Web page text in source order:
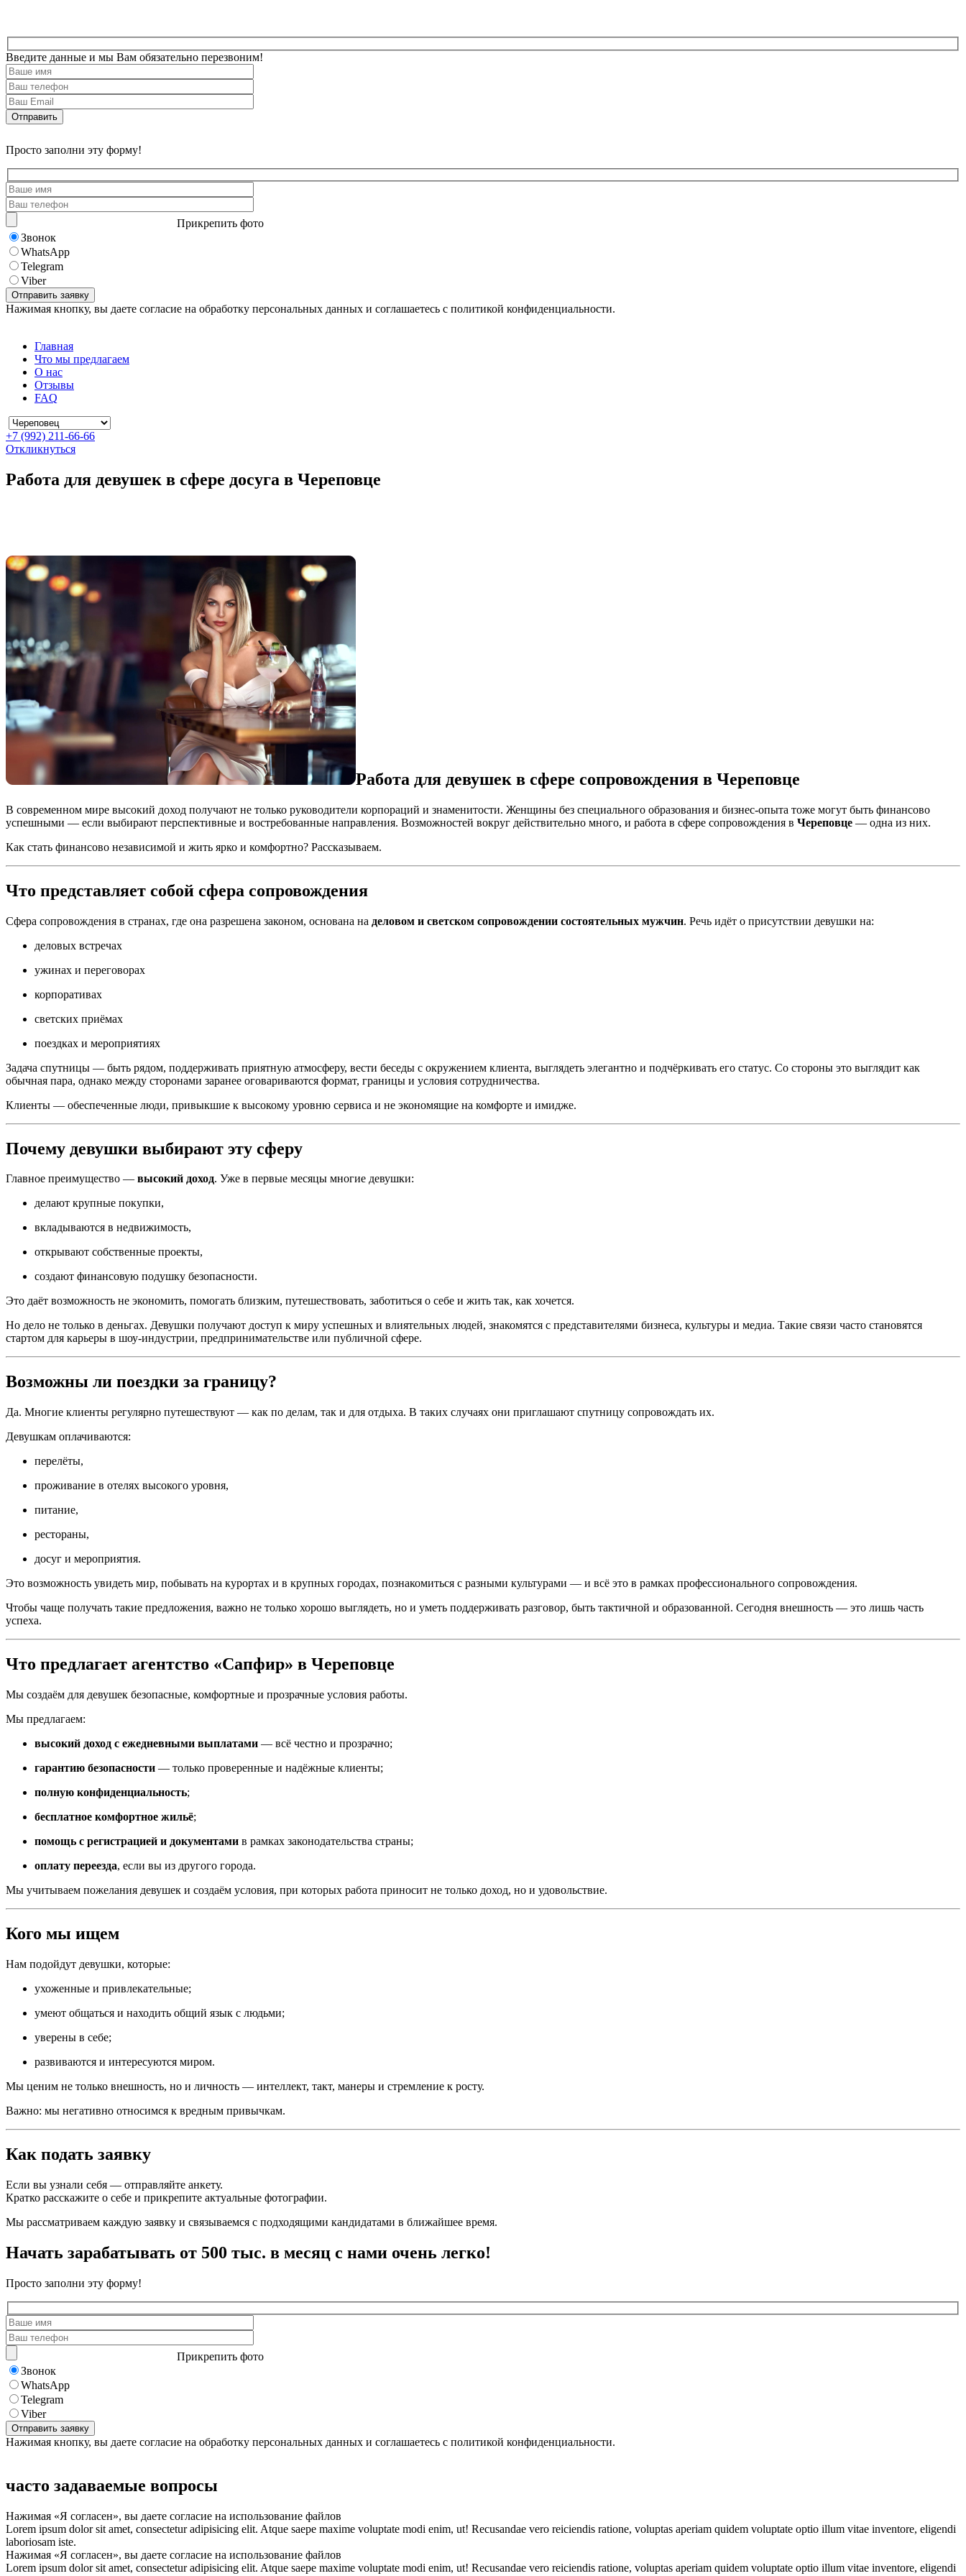
Введите данные и мы Вам обязательно перезвоним!
Просто заполни эту форму!
Прикрепить фото
Звонок
WhatsApp
Telegram
Viber
Нажимая кнопку, вы даете согласие на обработку персональных данных и соглашаетесь с политикой конфиденциальности.
Главная
Что мы предлагаем
О нас
Отзывы
FAQ
+7 (992) 211-66-66
Откликнуться
Работа для девушек в сфере досуга в Череповце
Работа для девушек в сфере сопровождения в Череповце
В современном мире высокий доход получают не только руководители корпораций и знаменитости. Женщины без специального образования и бизнес-опыта тоже могут быть финансово
успешными — если выбирают перспективные и востребованные направления. Возможностей вокруг действительно много, и работа в сфере сопровождения в Череповце — одна из них.
Как стать финансово независимой и жить ярко и комфортно? Рассказываем.
Что представляет собой сфера сопровождения
Сфера сопровождения в странах, где она разрешена законом, основана на деловом и светском сопровождении состоятельных мужчин. Речь идёт о присутствии девушки на:
деловых встречах
ужинах и переговорах
корпоративах
светских приёмах
поездках и мероприятиях
Задача спутницы — быть рядом, поддерживать приятную атмосферу, вести беседы с окружением клиента, выглядеть элегантно и подчёркивать его статус. Со стороны это выглядит как
обычная пара, однако между сторонами заранее оговариваются формат, границы и условия сотрудничества.
Клиенты — обеспеченные люди, привыкшие к высокому уровню сервиса и не экономящие на комфорте и имидже.
Почему девушки выбирают эту сферу
Главное преимущество — высокий доход. Уже в первые месяцы многие девушки:
делают крупные покупки,
вкладываются в недвижимость,
открывают собственные проекты,
создают финансовую подушку безопасности.
Это даёт возможность не экономить, помогать близким, путешествовать, заботиться о себе и жить так, как хочется.
Но дело не только в деньгах. Девушки получают доступ к миру успешных и влиятельных людей, знакомятся с представителями бизнеса, культуры и медиа. Такие связи часто становятся
стартом для карьеры в шоу-индустрии, предпринимательстве или публичной сфере.
Возможны ли поездки за границу?
Да. Многие клиенты регулярно путешествуют — как по делам, так и для отдыха. В таких случаях они приглашают спутницу сопровождать их.
Девушкам оплачиваются:
перелёты,
проживание в отелях высокого уровня,
питание,
рестораны,
досуг и мероприятия.
Это возможность увидеть мир, побывать на курортах и в крупных городах, познакомиться с разными культурами — и всё это в рамках профессионального сопровождения.
Чтобы чаще получать такие предложения, важно не только хорошо выглядеть, но и уметь поддерживать разговор, быть тактичной и образованной. Сегодня внешность — это лишь часть
успеха.
Что предлагает агентство «Сапфир» в Череповце
Мы создаём для девушек безопасные, комфортные и прозрачные условия работы.
Мы предлагаем:
высокий доход с ежедневными выплатами — всё честно и прозрачно;
гарантию безопасности — только проверенные и надёжные клиенты;
полную конфиденциальность;
бесплатное комфортное жильё;
помощь с регистрацией и документами в рамках законодательства страны;
оплату переезда, если вы из другого города.
Мы учитываем пожелания девушек и создаём условия, при которых работа приносит не только доход, но и удовольствие.
Кого мы ищем
Нам подойдут девушки, которые:
ухоженные и привлекательные;
умеют общаться и находить общий язык с людьми;
уверены в себе;
развиваются и интересуются миром.
Мы ценим не только внешность, но и личность — интеллект, такт, манеры и стремление к росту.
Важно: мы негативно относимся к вредным привычкам.
Как подать заявку
Если вы узнали себя — отправляйте анкету.
Кратко расскажите о себе и прикрепите актуальные фотографии.
Мы рассматриваем каждую заявку и связываемся с подходящими кандидатами в ближайшее время.
Начать зарабатывать от 500 тыс. в месяц с нами очень легко!
Просто заполни эту форму!
Прикрепить фото
Звонок
WhatsApp
Telegram
Viber
Нажимая кнопку, вы даете согласие на обработку персональных данных и соглашаетесь с политикой конфиденциальности.
часто задаваемые вопросы
Нажимая «Я согласен», вы даете согласие на использование файлов
Lorem ipsum dolor sit amet, consectetur adipisicing elit. Atque saepe maxime voluptate modi enim, ut! Recusandae vero reiciendis ratione, voluptas aperiam quidem voluptate optio illum vitae inventore, eligendi
laboriosam iste.
Нажимая «Я согласен», вы даете согласие на использование файлов
Lorem ipsum dolor sit amet, consectetur adipisicing elit. Atque saepe maxime voluptate modi enim, ut! Recusandae vero reiciendis ratione, voluptas aperiam quidem voluptate optio illum vitae inventore, eligendi